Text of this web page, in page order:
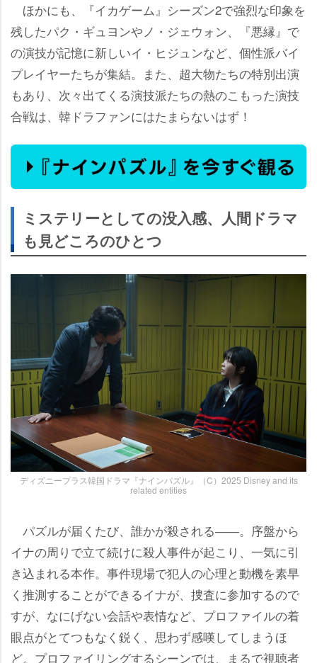
ほかにも、『イカゲーム』シーズン2で強烈な印象を
残したパク・ギュヨンやノ・ジェウォン、『悪縁』で
の演技が記憶に新しいイ・ヒジュンなど、個性派バイ
プレイヤーたちが集結。また、超大物たちの特別出演
もあり、次々出てくる演技派たちの熱のこもった演技
合戦は、韓ドラファンにはたまらないはず！
ミステリーとしての没入感、人間ドラマ
も見どころのひとつ
ディズニープラス韓国ドラマ『ナインパズル』（C）2025 Disney and its
related entities
パズルが届くたび、誰かが殺される――。序盤から
イナの周りで立て続けに殺人事件が起こり、一気に引
き込まれる本作。事件現場で犯人の心理と動機を素早
く推測することができるイナが、捜査に参加するので
すが、なにげない会話や表情など、プロファイルの着
眼点がとてつもなく鋭く、思わず感嘆してしまうほ
ど。プロファイリングするシーンでは、まるで視聴者